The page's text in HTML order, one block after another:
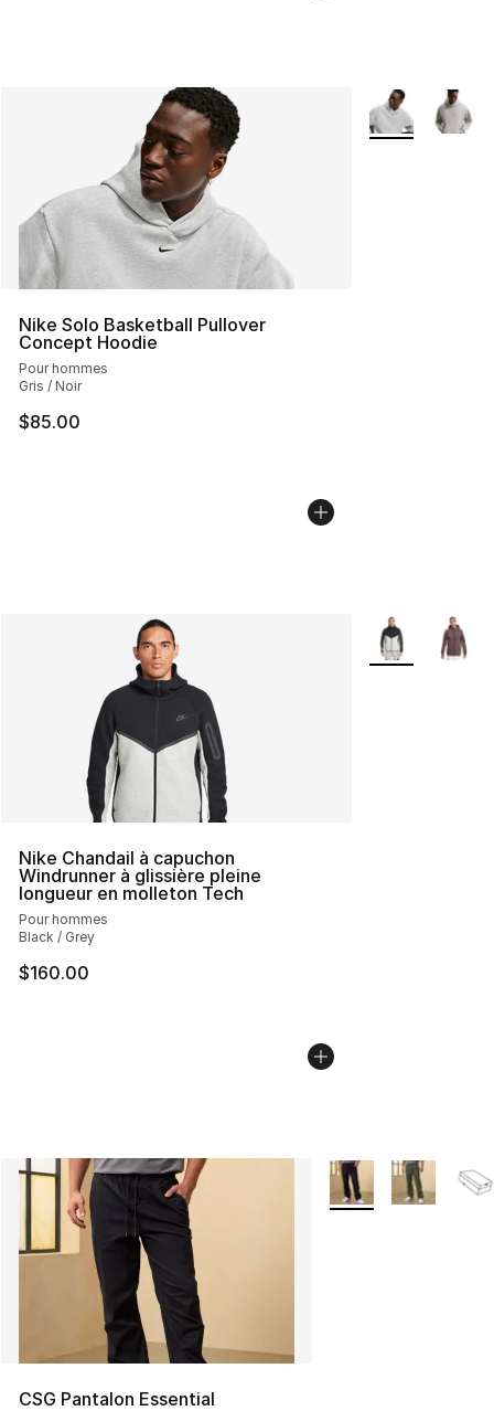
Nike Solo Basketball Pullover
Concept Hoodie
Pour hommes
Gris / Noir
$85.00
Plus de
Nike Chandail à capuchon
Windrunner à glissière pleine
longueur en molleton Tech
Pour hommes
Black / Grey
$160.00
Plus de
CSG Pantalon Essential
Plus de couleurs